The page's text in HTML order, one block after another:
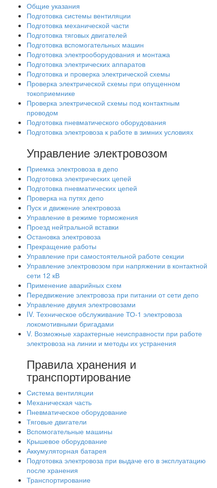
Общие указания
Подготовка системы вентиляции
Подготовка механической части
Подготовка тяговых двигателей
Подготовка вспомогательных машин
Подготовка электрооборудования и монтажа
Подготовка электрических аппаратов
Подготовка и проверка электрической схемы
Проверка электрической схемы при опущенном
токоприемнике
Проверка электрической схемы под контактным
проводом
Подготовка пневматического оборудования
Подготовка электровоза к работе в зимних условиях
Управление электровозом
Приемка электровоза в депо
Подготовка электрических цепей
Подготовка пневматических цепей
Проверка на путях депо
Пуск и движение электровоза
Управление в режиме торможения
Проезд нейтральной вставки
Остановка электровоза
Прекращение работы
Управление при самостоятельной работе секции
Управление электровозом при напряжении в контактной
сети 12 кВ
Применение аварийных схем
Передвижение электровоза при питании от сети депо
Управление двумя электровозами
IV. Техническое обслуживание ТО-1 электровоза
локомотивными бригадами
V. Возможные характерные неисправности при работе
электровоза на линии и методы их устранения
Правила хранения и
транспортирование
Система вентиляции
Механическая часть
Пневматическое оборудование
Тяговые двигатели
Вспомогательные машины
Крышевое оборудование
Аккумуляторная батарея
Подготовка электровоза при выдаче его в эксплуатацию
после хранения
Транспортирование